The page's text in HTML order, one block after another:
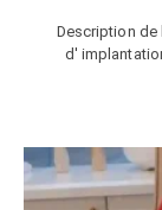
Description de
d'